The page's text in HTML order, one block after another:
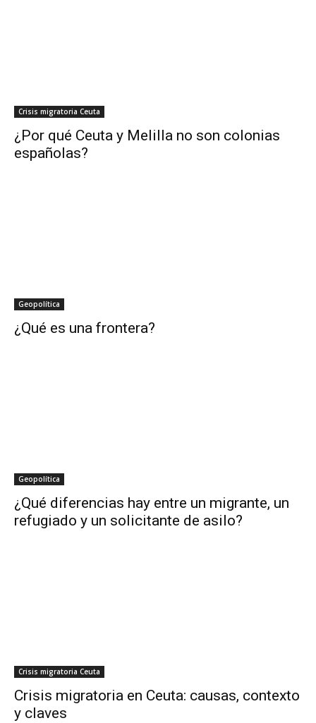
Crisis migratoria Ceuta
¿Por qué Ceuta y Melilla no son colonias
españolas?
Geopolítica
¿Qué es una frontera?
Geopolítica
¿Qué diferencias hay entre un migrante, un
refugiado y un solicitante de asilo?
Crisis migratoria Ceuta
Crisis migratoria en Ceuta: causas, contexto
y claves